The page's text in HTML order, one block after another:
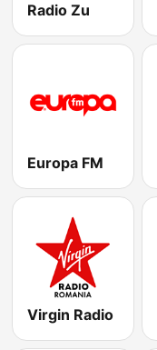
Radio Zu
Europa FM
Virgin Radio